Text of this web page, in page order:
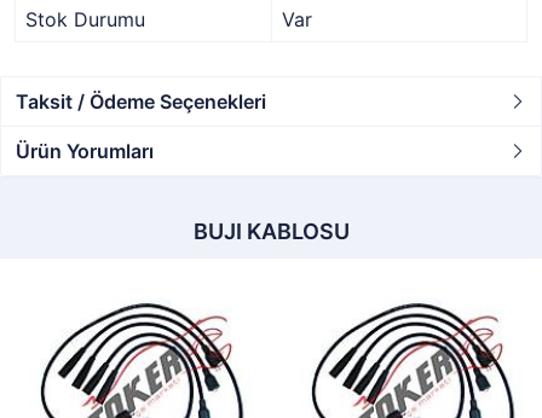
Stok Durumu
Var
Taksit / Ödeme Seçenekleri
Ürün Yorumları
BUJI KABLOSU